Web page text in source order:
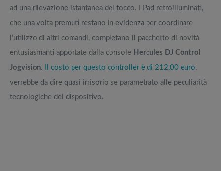
ad una rilevazione istantanea del tocco. I Pad retroilluminati,
che una volta premuti restano in evidenza per coordinare
l’utilizzo di altri comandi, completano il pacchetto di novità
entusiasmanti apportate dalla console Hercules DJ Control
Jogvision. Il costo per questo controller è di 212,00 euro,
verrebbe da dire quasi irrisorio se parametrato alle peculiarità
tecnologiche del dispositivo.